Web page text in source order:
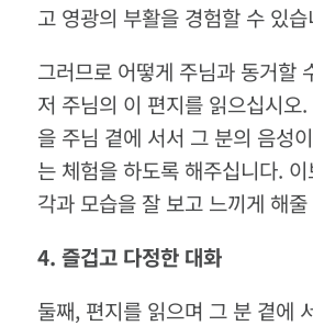
고 영광의 부활을 경험할 수 있습
그러므로 어떻게 주님과 동거할
저 주님의 이 편지를 읽으십시오
을 주님 곁에 서서 그 분의 음성
는 체험을 하도록 해주십니다.
각과 모습을 잘 보고 느끼게 해
4. 즐겁고 다정한 대화
둘째, 편지를 읽으며 그 분 곁에